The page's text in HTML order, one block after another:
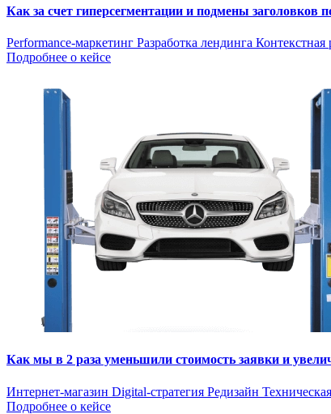
Как за счет гиперсегментации и подмены
Performance-маркетинг Разработка лендинга Контекстная
Подробнее о кейсе
Как мы в 2 раза уменьшили стоимость заявки и
Интернет-магазин Digital-стратегия Редизайн
Подробнее о кейсе